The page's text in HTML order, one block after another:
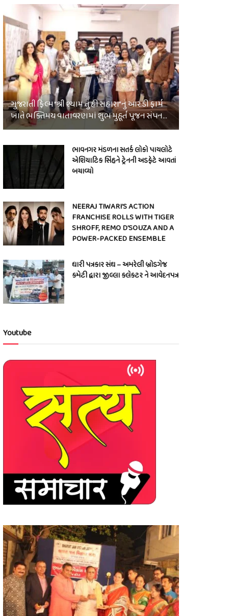
ગુજરાતી ફિલ્મ “શ્રી શ્યામ તું હી સહારા”નું આર.ડી ફાર્મ
ખાતે ભક્તિમય વાતાવરણમાં શુભ મુહૂર્ત પૂજન સંપન…
ભાવનગર મંડળના સતર્ક લોકો પાયલોટે
એશિયાટિક સિંહને ટ્રેનની અડફેટે આવતાં
બચાવ્યો
NEERAJ TIWARI’S ACTION
FRANCHISE ROLLS WITH TIGER
SHROFF, REMO D’SOUZA AND A
POWER-PACKED ENSEMBLE
ધારી પત્રકાર સંઘ – અમરેલી બ્રોડગેજ
કમેટી દ્વારા જીલ્લા કલેકટર ને આવેદનપત્ર
Youtube